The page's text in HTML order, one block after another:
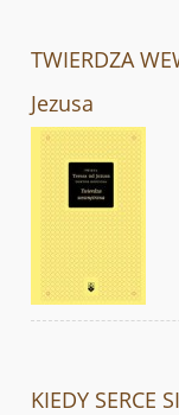
TWIERDZA
Jezusa
KIEDY SERCE